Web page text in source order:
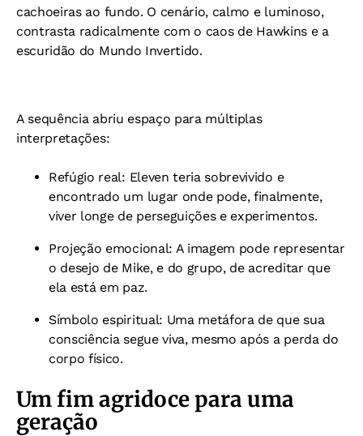
cachoeiras ao fundo. O cenário, calmo e luminoso,
contrasta radicalmente com o caos de Hawkins e a
escuridão do Mundo Invertido.
A sequência abriu espaço para múltiplas
interpretações:
Refúgio real: Eleven teria sobrevivido e
encontrado um lugar onde pode, finalmente,
viver longe de perseguições e experimentos.
Projeção emocional: A imagem pode representar
o desejo de Mike, e do grupo, de acreditar que
ela está em paz.
Símbolo espiritual: Uma metáfora de que sua
consciência segue viva, mesmo após a perda do
corpo físico.
Um fim agridoce para uma
geração